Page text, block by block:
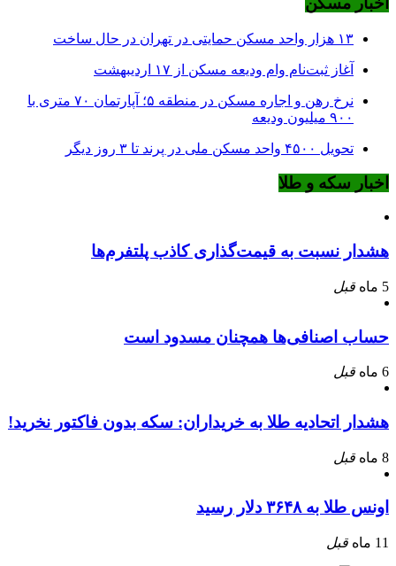
۱۳ هزار واحد مسکن حمایتی در تهران در حال ساخت
آغاز ثبت‌نام وام ودیعه مسکن از ۱۷ اردیبهشت
نرخ‌ رهن و اجاره مسکن در منطقه ۵؛ آپارتمان ۷۰ متری با
۹۰۰ میلیون ودیعه
تحویل ۴۵۰۰ واحد مسکن ملی در پرند تا ۳ روز دیگر
اخبار سکه و طلا
هشدار نسبت به قیمت‌گذاری کاذب پلتفرم‌ها
5 ماه قبل
حساب اصنافی‌ها همچنان مسدود است
6 ماه قبل
هشدار اتحادیه طلا به خریداران: سکه بدون فاکتور نخرید!
8 ماه قبل
اونس طلا به ۳۶۴۸ دلار رسید
11 ماه قبل